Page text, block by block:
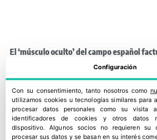
El ‘músculo oculto’ del campo español
2 junio, 2026
Configuración
Con su consentimiento, tanto nosotros como
utilizamos cookies u tecnologías similares para
procesar datos personales como su visita
identificadores de cookies y otros datos
dispositivo. Algunos socios no requieren su
procesar sus datos y se basan en su interés